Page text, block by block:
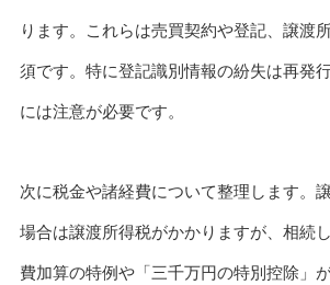
ります。これらは売買契約や登記、譲渡
須です。特に登記識別情報の紛失は再発
には注意が必要です。
次に税金や諸経費について整理します。
場合は譲渡所得税がかかりますが、相続
費加算の特例や「三千万円の特別控除」